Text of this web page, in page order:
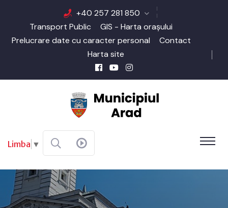
+40 257 281 850
Transport Public
GIS - Harta orașului
Prelucrare date cu caracter personal
Contact
Harta site
Limba ▼